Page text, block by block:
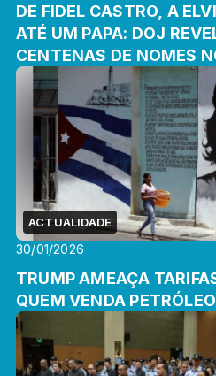
DE FIDEL CASTRO, A
ATÉ UM PAPA: DOJ
CENTENAS DE NOMES
FICHEIROS EPSTEIN
ACTUALIDADE
30/01/2026
TRUMP AMEAÇA
QUEM VENDA